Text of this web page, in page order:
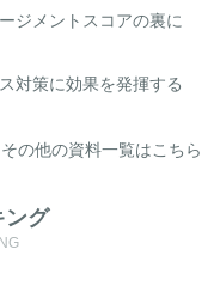
ジメントスコアの裏に
対策に効果を発揮する
その他の資料一覧はこちら
ング